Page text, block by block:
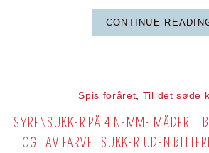
CONTINUE
Spis foråret Til det søde
SYRENSUKKER PÅ 4 NEMME MÅDER –
OG LAV FARVET SUKKER UDEN